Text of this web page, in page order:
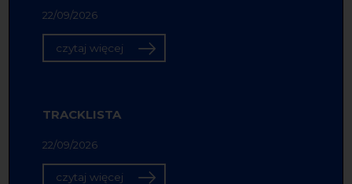
22/09/2026
czytaj więcej
TRACKLISTA
22/09/2026
czytaj więcej